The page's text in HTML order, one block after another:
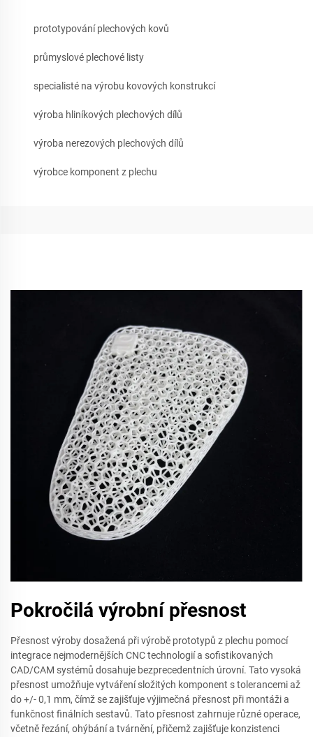
prototypování plechových kovů
průmyslové plechové listy
specialisté na výrobu kovových konstrukcí
výroba hliníkových plechových dílů
výroba nerezových plechových dílů
výrobce komponent z plechu
Pokročilá výrobní přesnost
Přesnost výroby dosažená při výrobě prototypů z plechu pomocí
integrace nejmodernějších CNC technologií a sofistikovaných
CAD/CAM systémů dosahuje bezprecedentních úrovní. Tato vysoká
přesnost umožňuje vytváření složitých komponent s tolerancemi až
do +/- 0,1 mm, čímž se zajišťuje výjimečná přesnost při montáži a
funkčnost finálních sestavů. Tato přesnost zahrnuje různé operace,
včetně řezání, ohýbání a tvárnění, přičemž zajišťuje konzistenci